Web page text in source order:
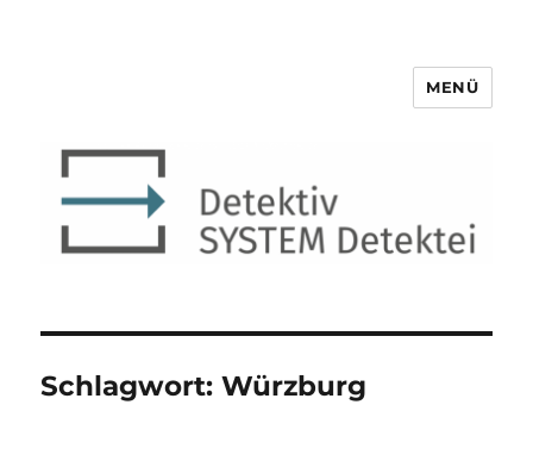
Detektiv SYSTEM Detektei ®
MENÜ
Schlagwort:Würzburg